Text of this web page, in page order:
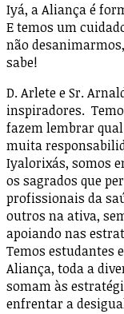
Iyá, a Aliança é
E temos um
não
sabe!
D. Arlete e Sr.
inspiradores.
fazem lembrar
muita
Iyalorixás, somos
os sagrados que
profissionais da
outros na ativa,
apoiando nas
Temos estudantes
Aliança, toda a
somam às
enfrentar a